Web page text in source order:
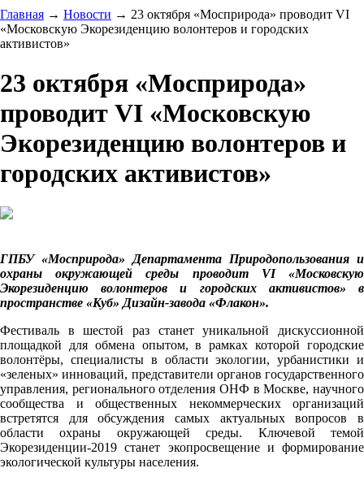
Главная → Новости → 23 октября «Мосприрода» проводит VI
«Московскую Экорезиденцию волонтеров и городских
активистов»
23 октября «Мосприрода»
проводит VI «Московскую
Экорезиденцию волонтеров и
городских активистов»
ГПБУ «Мосприрода» Департамента Природопользования и
охраны окружающей среды проводит VI «Московскую
Экорезиденцию волонтеров и городских активистов» в
пространстве «Куб» Дизайн-завода «Флакон».
Фестиваль в шестой раз станет уникальной дискуссионной
площадкой для обмена опытом, в рамках которой городские
волонтёры, специалисты в области экологии, урбанистики и
«зеленых» инноваций, представители органов государственного
управления, регионального отделения ОНФ в Москве, научного
сообщества и общественных некоммерческих организаций
встретятся для обсуждения самых актуальных вопросов в
области охраны окружающей среды. Ключевой темой
Экорезиденции-2019 станет экопросвещение и формирование
экологической культуры населения.